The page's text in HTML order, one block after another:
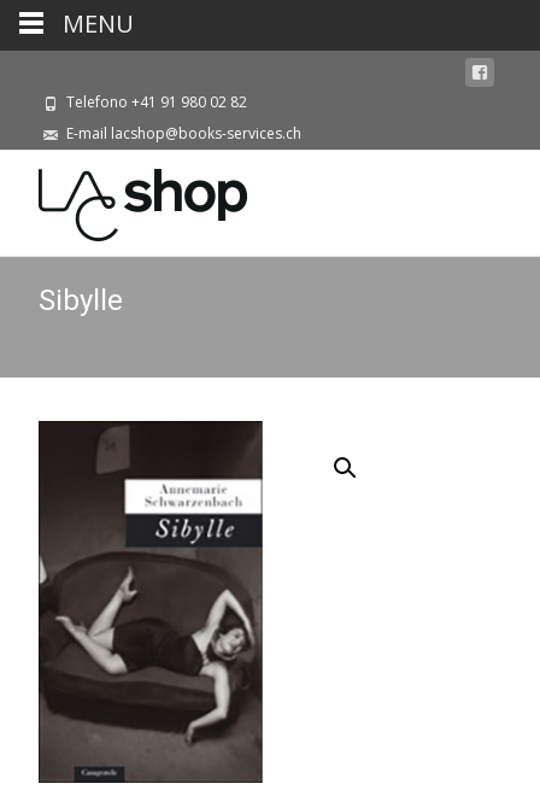
Telefono +41 91 980 02 82
E-mail lacshop@books-services.ch
Sibylle
MENU